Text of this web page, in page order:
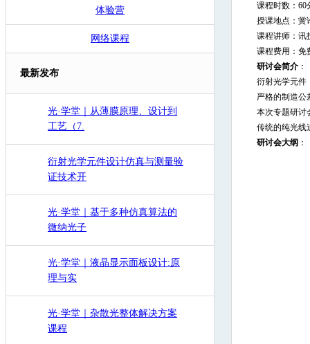
体验营
网络课程
最新发布
光·学堂｜从薄膜原理、设计到
工艺（7.
衍射光学元件设计仿真与测量验
证技术开
光·学堂｜基于多种仿真算法的
微纳光子
光·学堂｜液晶显示面板设计:原
理与实
光·学堂｜杂散光整体解决方案
课程
课程时数：60
授课地点：黉
课程讲师：讯
课程费用：免
研讨会简介 ：
衍射光学元件
严格的制造公
本次专题研讨
传统的纯光线
研讨会大纲 ：